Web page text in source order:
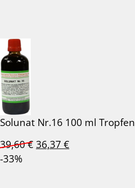
Solunat Nr.16 100 ml Tropfen
39,60€Ursprünglicher
36,37 €Aktueller
-33%